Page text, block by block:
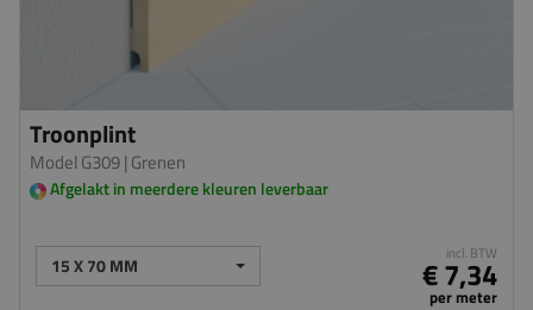
Troonplint
Model G309| Grenen
Afgelakt in meerdere kleuren leverbaar
15 X 70 MM incl. BTW
€ 7,34
per meter